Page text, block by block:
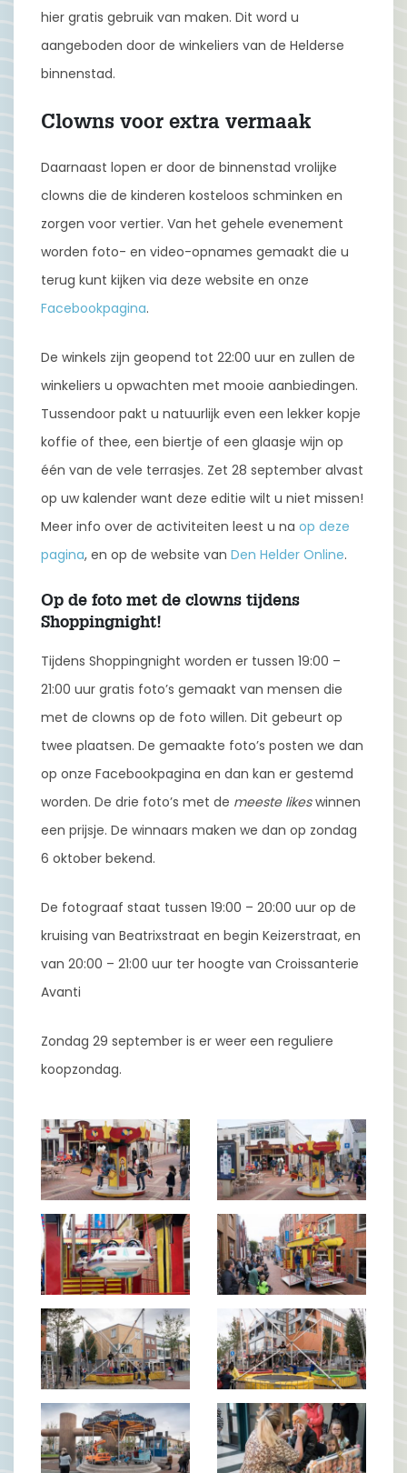
hier gratis gebruik van maken. Dit word u
aangeboden door de winkeliers van de Helderse
binnenstad.
Clowns voor extra vermaak
Daarnaast lopen er door de binnenstad vrolijke
clowns die de kinderen kosteloos schminken en
zorgen voor vertier. Van het gehele evenement
worden foto- en video-opnames gemaakt die u
terug kunt kijken via deze website en onze
Facebookpagina.
De winkels zijn geopend tot 22:00 uur en zullen de
winkeliers u opwachten met mooie aanbiedingen.
Tussendoor pakt u natuurlijk even een lekker kopje
koffie of thee, een biertje of een glaasje wijn op
één van de vele terrasjes. Zet 28 september alvast
op uw kalender want deze editie wilt u niet missen!
Meer info over de activiteiten leest u na op deze
pagina, en op de website van Den Helder Online.
Op de foto met de clowns tijdens
Shoppingnight!
Tijdens Shoppingnight worden er tussen 19:00 –
21:00 uur gratis foto’s gemaakt van mensen die
met de clowns op de foto willen. Dit gebeurt op
twee plaatsen. De gemaakte foto’s posten we dan
op onze Facebookpagina en dan kan er gestemd
worden. De drie foto’s met de meeste likeswinnen
een prijsje. De winnaars maken we dan op zondag
6 oktober bekend.
De fotograaf staat tussen 19:00 – 20:00 uur op de
kruising van Beatrixstraat en begin Keizerstraat, en
van 20:00 – 21:00 uur ter hoogte van Croissanterie
Avanti
Zondag 29 september is er weer een reguliere
koopzondag.